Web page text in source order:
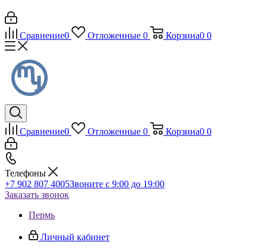
Сравнение0 Отложенные 0 Корзина0 0
Сравнение0 Отложенные 0 Корзина0 0
Телефоны
+7 902 807 4005Звоните с 9:00 до 19:00
Заказать звонок
Пермь
Личный кабинет